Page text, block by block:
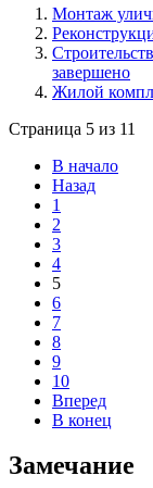
Монтаж
завершено
Жилой
Страница 5 из 11
В начало
Назад
1
2
3
4
5
6
7
8
9
10
Вперед
В конец
Замечание